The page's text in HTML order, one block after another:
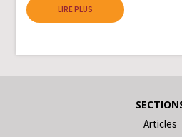
LIRE PLUS
Articles